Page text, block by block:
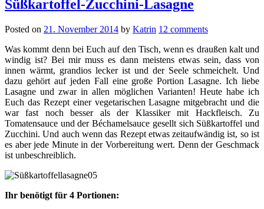
Süßkartoffel-Zucchini-Lasagne
Posted on 21. November 2014 by Katrin 12 comments
Was kommt denn bei Euch auf den Tisch, wenn es draußen kalt und
windig ist? Bei mir muss es dann meistens etwas sein, dass von
innen wärmt, grandios lecker ist und der Seele schmeichelt. Und
dazu gehört auf jeden Fall eine große Portion Lasagne. Ich liebe
Lasagne und zwar in allen möglichen Varianten! Heute habe ich
Euch das Rezept einer vegetarischen Lasagne mitgebracht und die
war fast noch besser als der Klassiker mit Hackfleisch. Zu
Tomatensauce und der Béchamelsauce gesellt sich Süßkartoffel und
Zucchini. Und auch wenn das Rezept etwas zeitaufwändig ist, so ist
es aber jede Minute in der Vorbereitung wert. Denn der Geschmack
ist unbeschreiblich.
Ihr benötigt für 4 Portionen: